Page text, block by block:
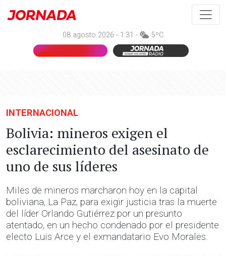
08 agosto 2026 - 1:31 - 5ºC
INTERNACIONAL
Bolivia: mineros exigen el
esclarecimiento del asesinato de
uno de sus líderes
Miles de mineros marcharon hoy en la capital
boliviana, La Paz, para exigir justicia tras la muerte
del líder Orlando Gutiérrez por un presunto
atentado, en un hecho condenado por el presidente
electo Luis Arce y el exmandatario Evo Morales.